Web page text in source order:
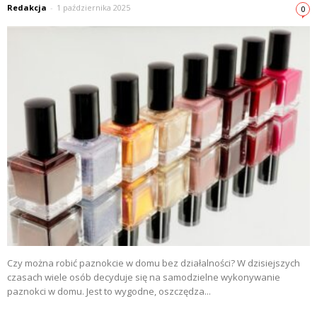
Redakcja - 1 października 2025 0
Czy można robić paznokcie w domu bez działalności? W dzisiejszych
czasach wiele osób decyduje się na samodzielne wykonywanie
paznokci w domu. Jest to wygodne, oszczędza...